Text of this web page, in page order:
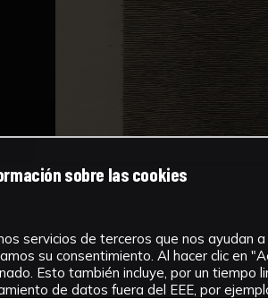
sobre las cookies
servicios de terceros que nos ayudan
su consentimiento. Al hacer clic en
Esto también incluye, por un tiempo
de datos fuera del EEE, por